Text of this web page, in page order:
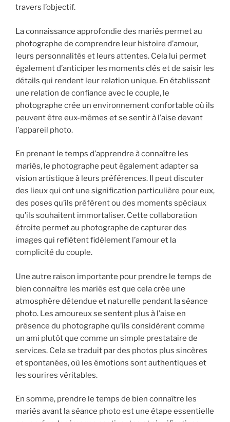
travers l’objectif.
La connaissance approfondie des mariés permet au
photographe de comprendre leur histoire d’amour,
leurs personnalités et leurs attentes. Cela lui permet
également d’anticiper les moments clés et de saisir les
détails qui rendent leur relation unique. En établissant
une relation de confiance avec le couple, le
photographe crée un environnement confortable où ils
peuvent être eux-mêmes et se sentir à l’aise devant
l’appareil photo.
En prenant le temps d’apprendre à connaître les
mariés, le photographe peut également adapter sa
vision artistique à leurs préférences. Il peut discuter
des lieux qui ont une signification particulière pour eux,
des poses qu’ils préfèrent ou des moments spéciaux
qu’ils souhaitent immortaliser. Cette collaboration
étroite permet au photographe de capturer des
images qui reflètent fidèlement l’amour et la
complicité du couple.
Une autre raison importante pour prendre le temps de
bien connaître les mariés est que cela crée une
atmosphère détendue et naturelle pendant la séance
photo. Les amoureux se sentent plus à l’aise en
présence du photographe qu’ils considèrent comme
un ami plutôt que comme un simple prestataire de
services. Cela se traduit par des photos plus sincères
et spontanées, où les émotions sont authentiques et
les sourires véritables.
En somme, prendre le temps de bien connaître les
mariés avant la séance photo est une étape essentielle